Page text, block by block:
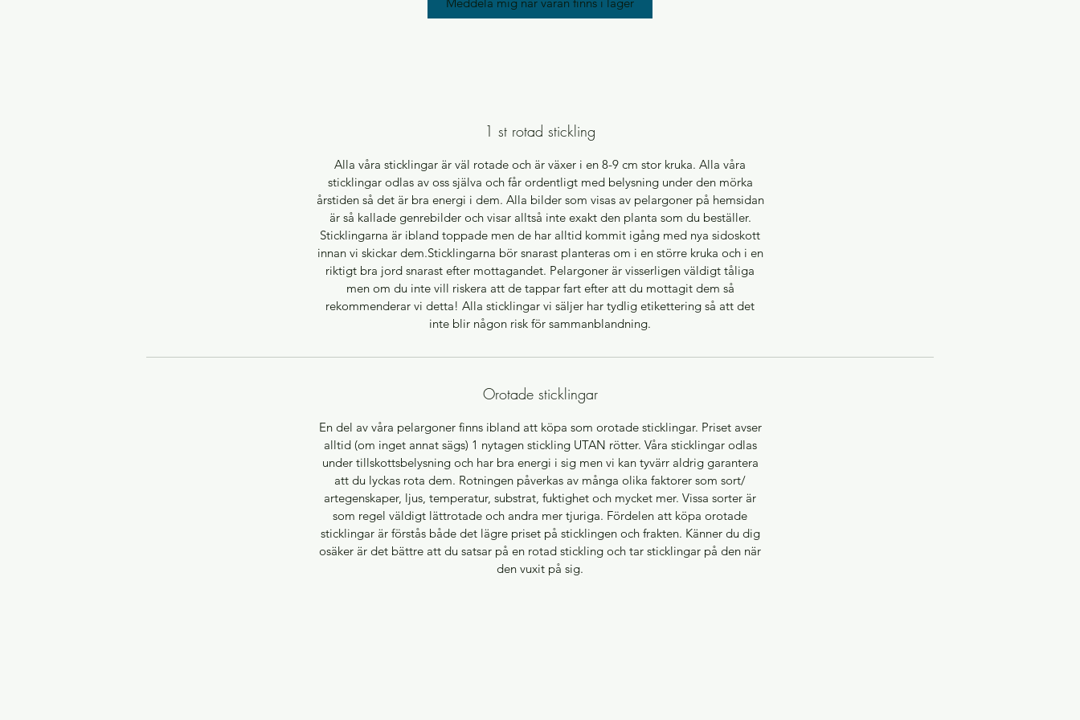
1 st rotad stickling
Alla våra sticklingar är väl rotade och är växer i en 8-9 cm stor kruka. Alla våra
sticklingar odlas av oss själva och får ordentligt med belysning under den mörka
årstiden så det är bra energi i dem. Alla bilder som visas av pelargoner på hemsidan
är så kallade genrebilder och visar alltså inte exakt den planta som du beställer.
Sticklingarna är ibland toppade men de har alltid kommit igång med nya sidoskott
innan vi skickar dem.Sticklingarna bör snarast planteras om i en större kruka och i en
riktigt bra jord snarast efter mottagandet. Pelargoner är visserligen väldigt tåliga
men om du inte vill riskera att de tappar fart efter att du mottagit dem så
rekommenderar vi detta! Alla sticklingar vi säljer har tydlig etikettering så att det
inte blir någon risk för sammanblandning.
Orotade sticklingar
En del av våra pelargoner finns ibland att köpa som orotade sticklingar. Priset avser
alltid (om inget annat sägs) 1 nytagen stickling UTAN rötter. Våra sticklingar odlas
under tillskottsbelysning och har bra energi i sig men vi kan tyvärr aldrig garantera
att du lyckas rota dem. Rotningen påverkas av många olika faktorer som sort/
artegenskaper, ljus, temperatur, substrat, fuktighet och mycket mer. Vissa sorter är
som regel väldigt lättrotade och andra mer tjuriga. Fördelen att köpa orotade
sticklingar är förstås både det lägre priset på sticklingen och frakten. Känner du dig
osäker är det bättre att du satsar på en rotad stickling och tar sticklingar på den när
den vuxit på sig.